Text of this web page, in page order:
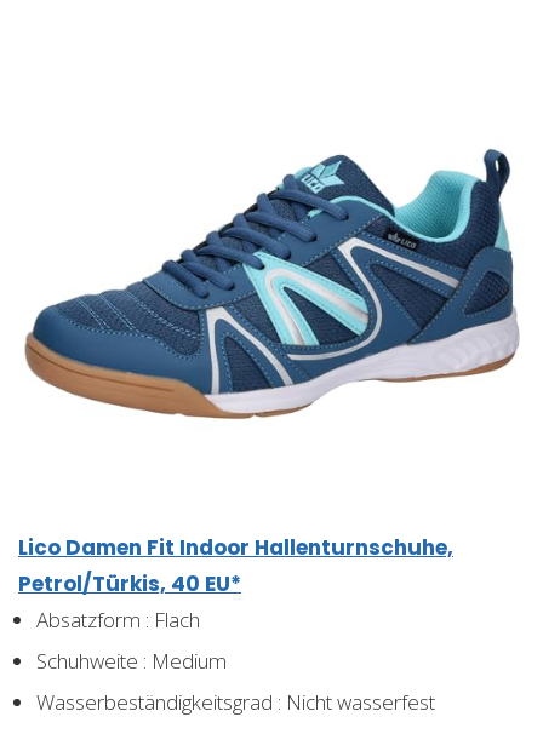
Lico Damen Fit Indoor Hallenturnschuhe,
Petrol/Türkis, 40 EU*
Absatzform : Flach
Schuhweite : Medium
Wasserbeständigkeitsgrad : Nicht wasserfest